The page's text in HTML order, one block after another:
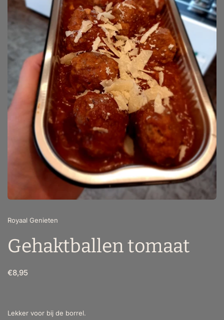
Royaal Genieten
Gehaktballen tomaat
€8,95
Lekker voor bij de borrel.